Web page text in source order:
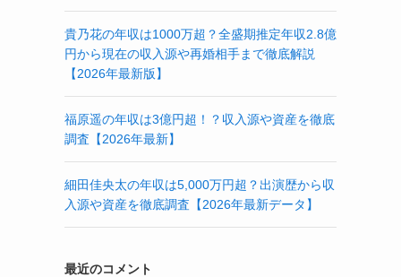
貴乃花の年収は1000万超？全盛期推定年収2.8億
円から現在の収入源や再婚相手まで徹底解説
【2026年最新版】
福原遥の年収は3億円超！？収入源や資産を徹底
調査【2026年最新】
細田佳央太の年収は5,000万円超？出演歴から収
入源や資産を徹底調査【2026年最新データ】
最近のコメント